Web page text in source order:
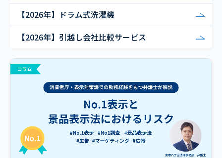
【2026年】ドラム式洗濯機
【2026年】引越し会社比較サービス